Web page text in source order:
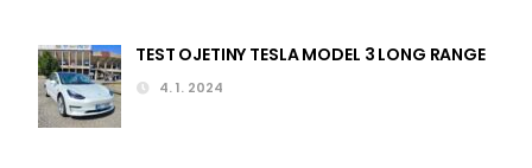
TEST OJETINY TESLA MODEL 3 LONG RANGE
4. 1. 2024